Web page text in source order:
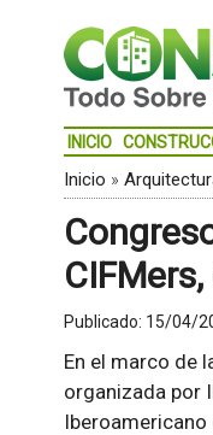
INICIO
Inicio »
CIFMers,
Publicado: 15/04/
En el marco de
organizada por
Iberoamericano